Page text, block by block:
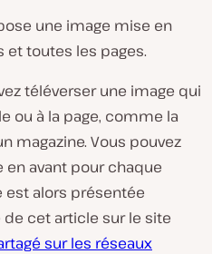
une image mise en
et toutes les pages.
téléverser une image qui
ou à la page, comme la
magazine. Vous pouvez
avant pour chaque
est alors présentée
cet article sur le site
sur les réseaux